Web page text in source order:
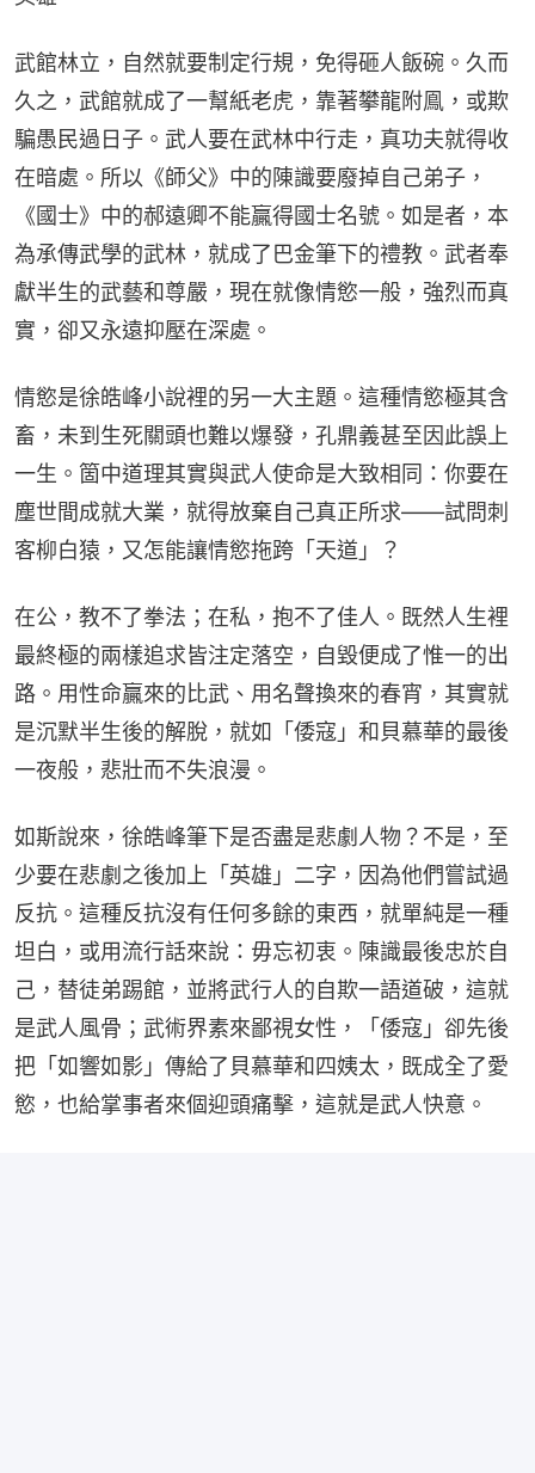
武館林立，自然就要制定行規，免得砸人飯碗。久而
久之，武館就成了一幫紙老虎，靠著攀龍附鳯，或欺
騙愚民過日子。武人要在武林中行走，真功夫就得收
在暗處。所以《師父》中的陳識要廢掉自己弟子，
《國士》中的郝遠卿不能贏得國士名號。如是者，本
為承傳武學的武林，就成了巴金筆下的禮教。武者奉
獻半生的武藝和尊嚴，現在就像情慾一般，強烈而真
實，卻又永遠抑壓在深處。
情慾是徐皓峰小說裡的另一大主題。這種情慾極其含
畜，未到生死關頭也難以爆發，孔鼎義甚至因此誤上
一生。箇中道理其實與武人使命是大致相同：你要在
塵世間成就大業，就得放棄自己真正所求——試問刺
客柳白猿，又怎能讓情慾拖跨「天道」？
在公，教不了拳法；在私，抱不了佳人。既然人生裡
最終極的兩樣追求皆注定落空，自毀便成了惟一的出
路。用性命贏來的比武、用名聲換來的春宵，其實就
是沉默半生後的解脫，就如「倭寇」和貝慕華的最後
一夜般，悲壯而不失浪漫。
如斯說來，徐皓峰筆下是否盡是悲劇人物？不是，至
少要在悲劇之後加上「英雄」二字，因為他們嘗試過
反抗。這種反抗沒有任何多餘的東西，就單純是一種
坦白，或用流行話來說：毋忘初衷。陳識最後忠於自
己，替徒弟踢館，並將武行人的自欺一語道破，這就
是武人風骨；武術界素來鄙視女性，「倭寇」卻先後
把「如響如影」傳給了貝慕華和四姨太，既成全了愛
慾，也給掌事者來個迎頭痛擊，這就是武人快意。